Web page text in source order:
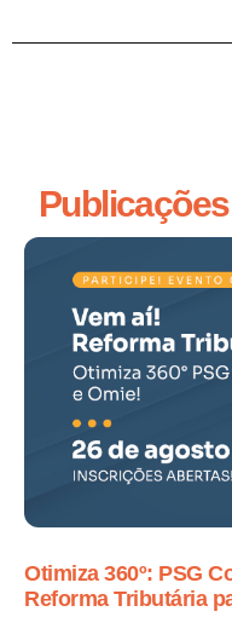
Otimiza 360º: PSG
Reforma Tributária